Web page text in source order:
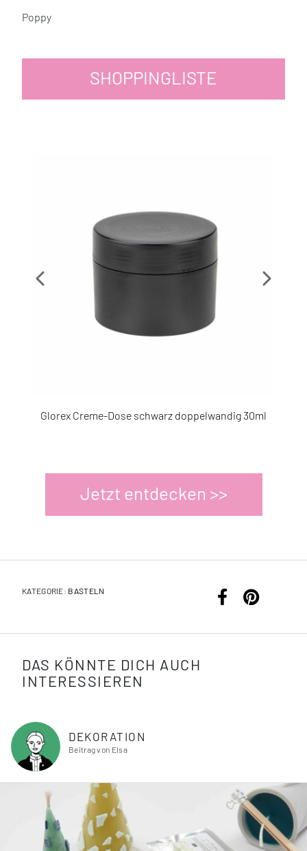
Poppy
SHOPPINGLISTE
Glorex Creme-Dose schwarz doppelwandig 30ml
Jetzt entdecken >>
KATEGORIE: BASTELN
DAS KÖNNTE DICH AUCH
INTERESSIEREN
DEKORATION
Beitrag von Elsa